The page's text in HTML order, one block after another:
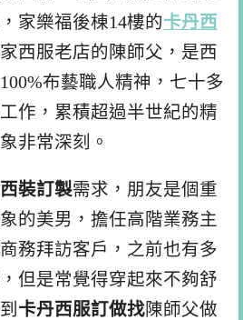
家樂福後棟14樓的卡丹西
家西服老店的陳師父，是西
布藝職人精神，七十多
作，累積超過半世紀的精
非常深刻。
西裝訂製需求，朋友是個重
的美男，擔任高階業務主
務拜訪客戶，之前也有多
但是常覺得穿起來不夠舒
卡丹西服訂做找陳師父做